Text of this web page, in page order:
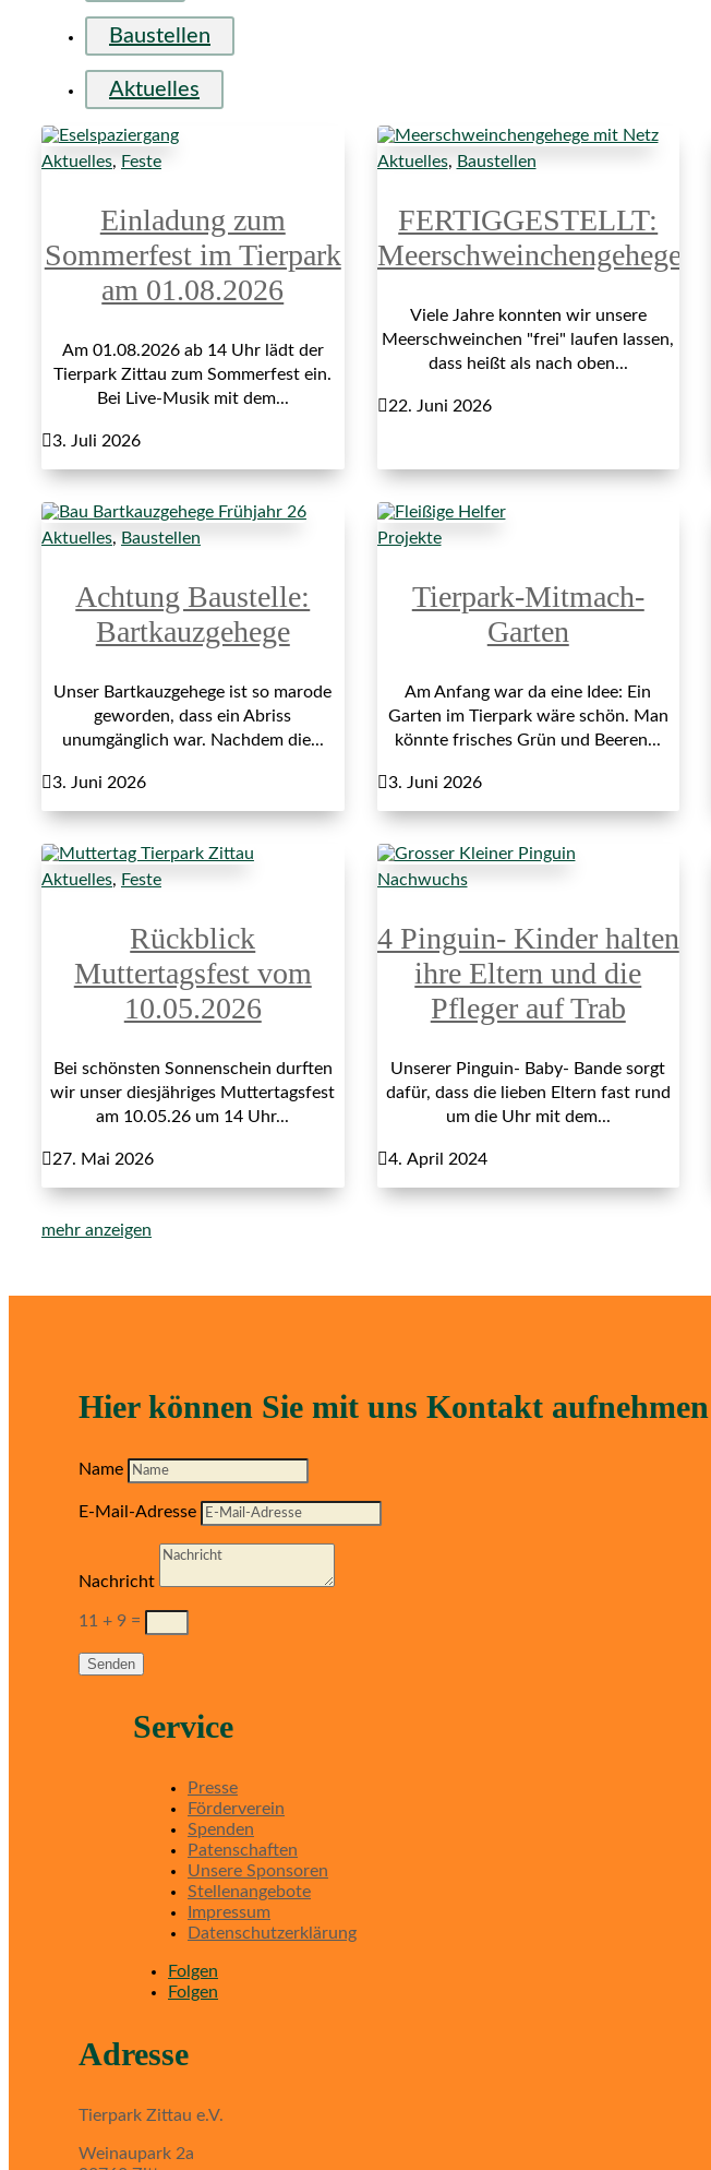
Baustellen
Aktuelles
Aktuelles, Feste
Einladung zum
Sommerfest im Tierpark
am 01.08.2026
Am 01.08.2026 ab 14 Uhr lädt der
Tierpark Zittau zum Sommerfest ein.
Bei Live-Musik mit dem...
3. Juli 2026
Aktuelles, Baustellen
FERTIGGESTELLT:
Meerschweinchengehege
Viele Jahre konnten wir unsere
Meerschweinchen "frei" laufen lassen,
dass heißt als nach oben...
22. Juni 2026
Aktuelles, Baustellen
Achtung Baustelle:
Bartkauzgehege
Unser Bartkauzgehege ist so marode
geworden, dass ein Abriss
unumgänglich war. Nachdem die...
3. Juni 2026
Projekte
Tierpark-Mitmach-
Garten
Am Anfang war da eine Idee: Ein
Garten im Tierpark wäre schön. Man
könnte frisches Grün und Beeren...
3. Juni 2026
Aktuelles, Feste
Rückblick
Muttertagsfest vom
10.05.2026
Bei schönsten Sonnenschein durften
wir unser diesjähriges Muttertagsfest
am 10.05.26 um 14 Uhr...
27. Mai 2026
Nachwuchs
4 Pinguin- Kinder halten
ihre Eltern und die
Pfleger auf Trab
Unserer Pinguin- Baby- Bande sorgt
dafür, dass die lieben Eltern fast rund
um die Uhr mit dem...
4. April 2024
mehr anzeigen
Hier können Sie mit uns Kontakt aufnehmen
Name
E-Mail-Adresse
Nachricht
11 + 9 =
Senden
Service
Presse
Förderverein
Spenden
Patenschaften
Unsere Sponsoren
Stellenangebote
Impressum
Datenschutzerklärung
Folgen
Folgen
Adresse
Tierpark Zittau e.V.
Weinaupark 2a